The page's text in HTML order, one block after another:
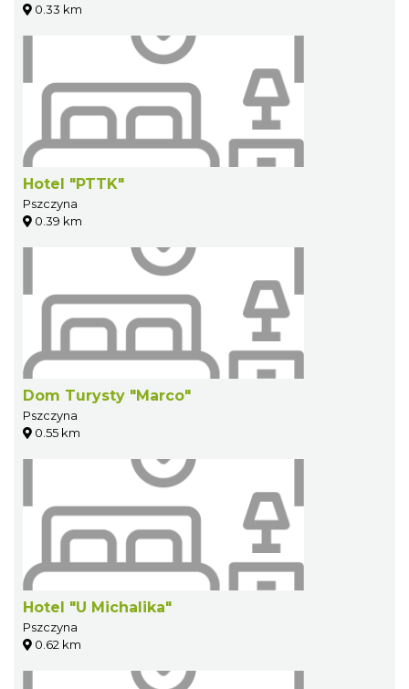
0.33 km
Hotel "PTTK"
Pszczyna
0.39 km
Dom Turysty "Marco"
Pszczyna
0.55 km
Hotel "U Michalika"
Pszczyna
0.62 km